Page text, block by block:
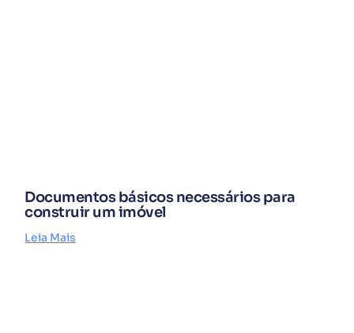
Documentos básicos necessários para
construir um imóvel
Leia Mais